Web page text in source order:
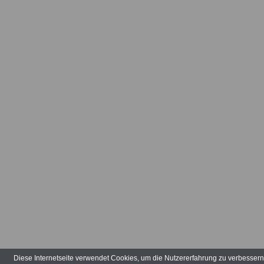
Diese Internetseite verwendet Cookies, um die Nutzererfahrung zu